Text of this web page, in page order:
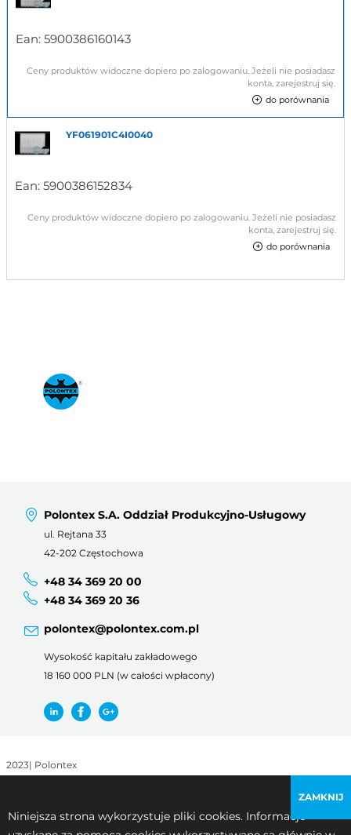
Niniejsza strona wykorzystuje pliki cookies. Informacje
ZAMKNIJ
Ean: 5900386160143
Ceny produktów widoczne dopiero po zalogowaniu. Jeżeli nie posiadasz
konta, zarejestruj się.
do porównania
YF061901C4I0040
Ean: 5900386152834
Ceny produktów widoczne dopiero po zalogowaniu. Jeżeli nie posiadasz
konta, zarejestruj się.
do porównania
Polontex S.A. Oddział Produkcyjno-Usługowy
ul. Rejtana 33
42-202 Częstochowa
+48 34 369 20 00
+48 34 369 20 36
polontex@polontex.com.pl
Wysokość kapitału zakładowego
18 160 000 PLN (w całości wpłacony)
2023| Polontex